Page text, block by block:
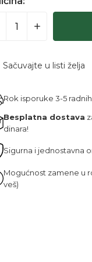
Sačuvajte u listi želja
Rok isporuke 3-5
Besplatna dostava
dinara!
Sigurna i jednostavna
Mogućnost zamene u
veš)